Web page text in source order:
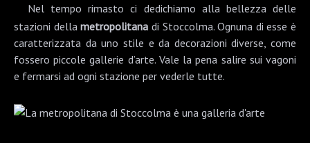
Nel tempo rimasto ci dedichiamo alla bellezza delle
stazioni dellametropolitana di Stoccolma. Ognuna di esse è
caratterizzata da uno stile e da decorazioni diverse, come
fossero piccole gallerie d’arte. Vale la pena salire sui vagoni
e fermarsi ad ogni stazione per vederle tutte.